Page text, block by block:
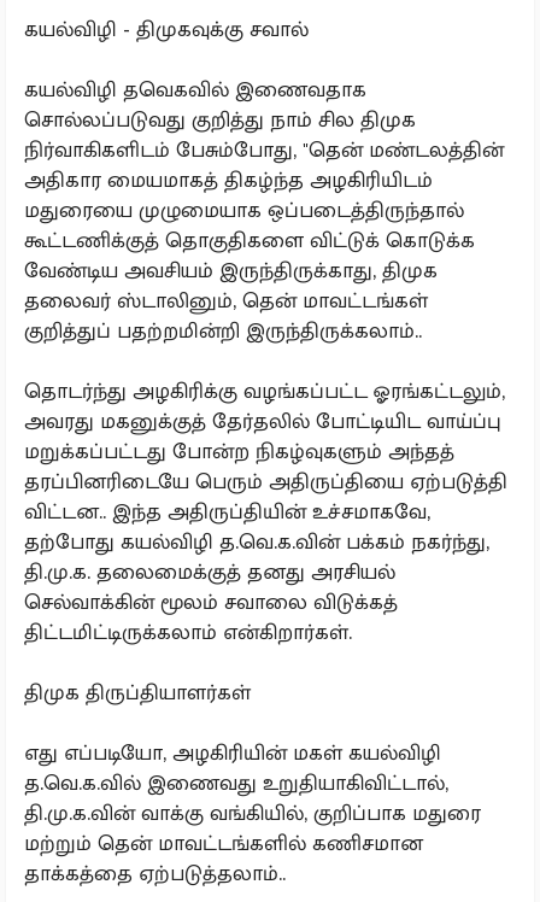
கயல்விழி - திமுகவுக்கு சவால்
கயல்விழி தவெகவில் இணைவதாக
சொல்லப்படுவது குறித்து நாம் சில திமுக
நிர்வாகிகளிடம் பேசும்போது, "தென் மண்டலத்தின்
அதிகார மையமாகத் திகழ்ந்த அழகிரியிடம்
மதுரையை முழுமையாக ஒப்படைத்திருந்தால்
கூட்டணிக்குத் தொகுதிகளை விட்டுக் கொடுக்க
வேண்டிய அவசியம் இருந்திருக்காது, திமுக
தலைவர் ஸ்டாலினும், தென் மாவட்டங்கள்
குறித்துப் பதற்றமின்றி இருந்திருக்கலாம்..
தொடர்ந்து அழகிரிக்கு வழங்கப்பட்ட ஓரங்கட்டலும்,
அவரது மகனுக்குத் தேர்தலில் போட்டியிட வாய்ப்பு
மறுக்கப்பட்டது போன்ற நிகழ்வுகளும் அந்தத்
தரப்பினரிடையே பெரும் அதிருப்தியை ஏற்படுத்தி
விட்டன.. இந்த அதிருப்தியின் உச்சமாகவே,
தற்போது கயல்விழி த.வெ.க.வின் பக்கம் நகர்ந்து,
தி.மு.க. தலைமைக்குத் தனது அரசியல்
செல்வாக்கின் மூலம் சவாலை விடுக்கத்
திட்டமிட்டிருக்கலாம் என்கிறார்கள்.
திமுக திருப்தியாளர்கள்
எது எப்படியோ, அழகிரியின் மகள் கயல்விழி
த.வெ.க.வில் இணைவது உறுதியாகிவிட்டால்,
தி.மு.க.வின் வாக்கு வங்கியில், குறிப்பாக மதுரை
மற்றும் தென் மாவட்டங்களில் கணிசமான
தாக்கத்தை ஏற்படுத்தலாம்..